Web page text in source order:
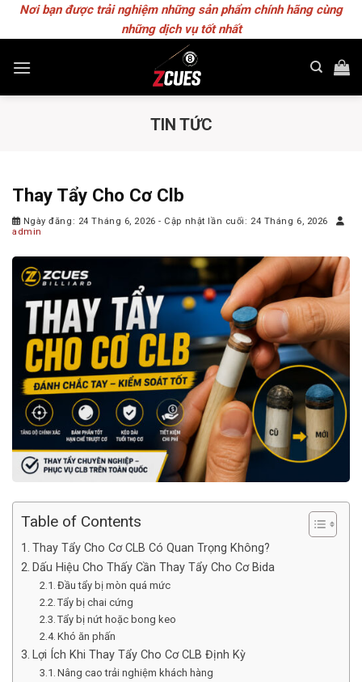
SkipNơi bạn được trải nghiệm những sản phẩm chính hãng cùng
những dịch vụ tốt nhất
TIN TỨC
Thay Tẩy Cho Cơ Clb
Ngày đăng: 24 Tháng 6, 2026 - Cập nhật lần cuối: 24 Tháng 6, 2026
admin
Table of Contents
Thay Tẩy Cho Cơ CLB Có Quan Trọng Không?
Dấu Hiệu Cho Thấy Cần Thay Tẩy Cho Cơ Bida
Đầu tẩy bị mòn quá mức
Tẩy bị chai cứng
Tẩy bị nứt hoặc bong keo
Khó ăn phấn
Lợi Ích Khi Thay Tẩy Cho Cơ CLB Định Kỳ
Nâng cao trải nghiệm khách hàng